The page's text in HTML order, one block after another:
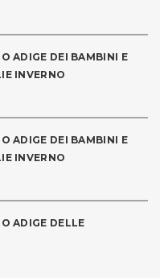
ADIGE DEI BAMBINI E
INVERNO
ADIGE DEI BAMBINI E
INVERNO
ADIGE DELLE